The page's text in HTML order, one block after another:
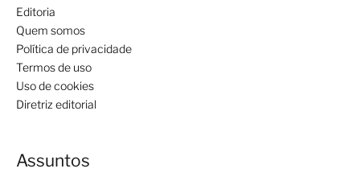
Editoria
Quem somos
Política de privacidade
Termos de uso
Uso de cookies
Diretriz editorial
Assuntos